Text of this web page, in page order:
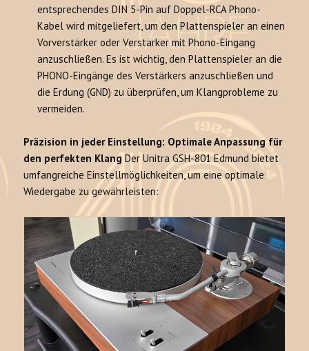
entsprechendes DIN 5-Pin auf Doppel-RCA Phono-
Kabel wird mitgeliefert, um den Plattenspieler an einen
Vorverstärker oder Verstärker mit Phono-Eingang
anzuschließen. Es ist wichtig, den Plattenspieler an die
PHONO-Eingänge des Verstärkers anzuschließen und
die Erdung (GND) zu überprüfen, um Klangprobleme zu
vermeiden.
Präzision in jeder Einstellung: Optimale Anpassung für
den perfekten Klang Der Unitra GSH-801 Edmund bietet
umfangreiche Einstellmöglichkeiten, um eine optimale
Wiedergabe zu gewährleisten: